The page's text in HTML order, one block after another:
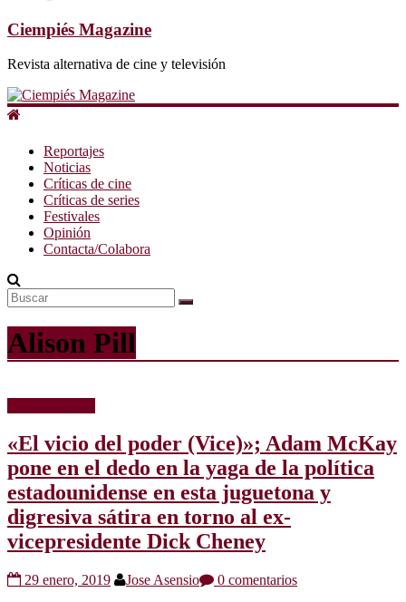
Ciempiés Magazine
Revista alternativa de cine y televisión
Reportajes
Noticias
Críticas de cine
Críticas de series
Festivales
Opinión
Contacta/Colabora
Alison Pill
«El vicio del poder (Vice)»; Adam McKay
pone en el dedo en la yaga de la política
estadounidense en esta juguetona y
digresiva sátira en torno al ex-
vicepresidente Dick Cheney
29 enero, 2019 Jose Asensio
0 comentarios